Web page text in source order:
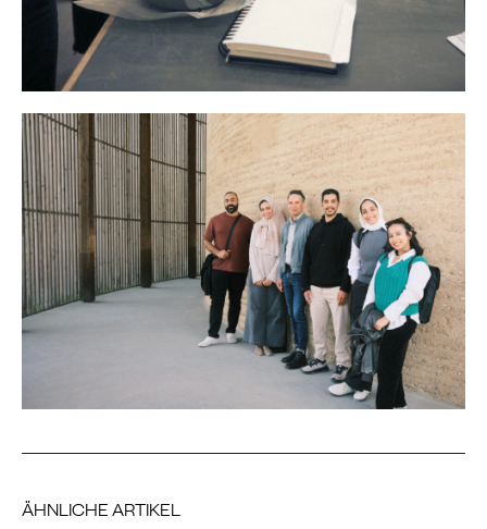
ÄHNLICHE ARTIKEL